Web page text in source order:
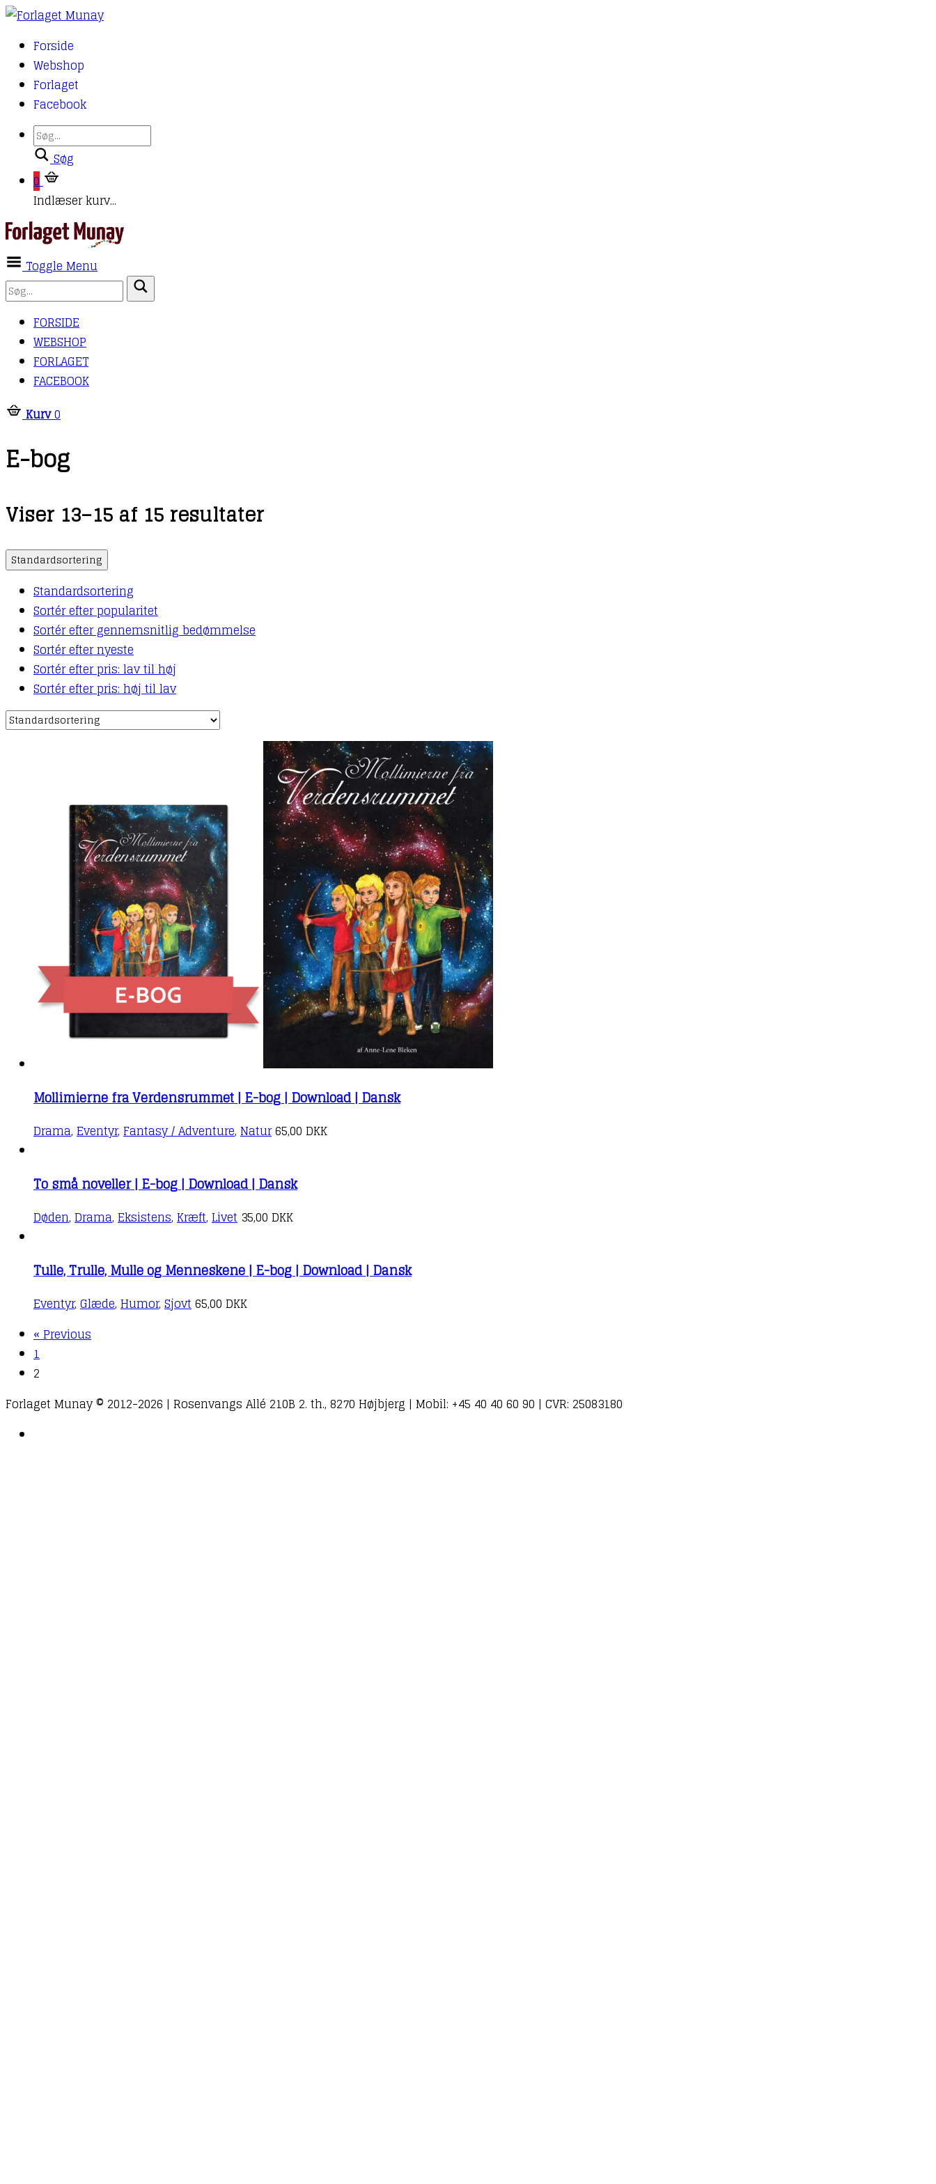
Forside
Webshop
Forlaget
Facebook
Søg
0
Indlæser kurv...
Toggle Menu
FORSIDE
WEBSHOP
FORLAGET
FACEBOOK
Kurv0
E-bog
Viser 13–15 af 15 resultater
Standardsortering
Standardsortering
Sortér efter popularitet
Sortér efter gennemsnitlig bedømmelse
Sortér efter nyeste
Sortér efter pris: lav til høj
Sortér efter pris: høj til lav
Mollimierne fra Verdensrummet | E-bog | Download | Dansk
Drama, Eventyr, Fantasy / Adventure, Natur65,00 DKK
To små noveller | E-bog | Download | Dansk
Døden, Drama, Eksistens, Kræft, Livet 35,00 DKK
Tulle, Trulle, Mulle og Menneskene | E-bog | Download | Dansk
Eventyr, Glæde, Humor, Sjovt65,00 DKK
« Previous
1
2
Forlaget Munay © 2012-2026 | Rosenvangs Allé 210B 2. th., 8270 Højbjerg | Mobil: +45 40 40 60 90 | CVR: 25083180